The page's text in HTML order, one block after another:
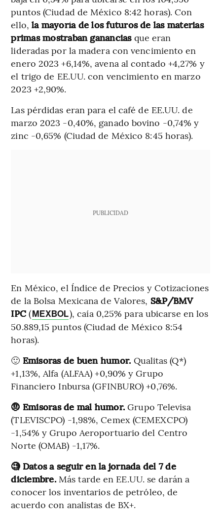
puntos (Ciudad de México 8:42 horas). Con
ello, la mayoría de los futuros de las materias
primas mostraban gananciasque eran
lideradas por la madera con vencimiento en
enero 2023 +6,14%, avena al contado +4,27% y
el trigo de EE.UU. con vencimiento en marzo
2023 +2,90%.
Las pérdidas eran para el café de EE.UU. de
marzo 2023 -0,40%, ganado bovino -0,74% y
zinc -0,65% (Ciudad de México 8:45 horas).
PUBLICIDAD
En México, el Índice de Precios y Cotizaciones
de la Bolsa Mexicana de Valores, S&P/BMV
IPC (MEXBOL), caía 0,25% para ubicarse en los
50.889,15 puntos (Ciudad de México 8:54
horas).
🙂 Emisoras de buen humor. Qualitas (Q*)
+1,13%, Alfa (ALFAA) +0,90% y Grupo
Financiero Inbursa (GFINBURO) +0,76%.
🤨 Emisoras de mal humor. Grupo Televisa
(TLEVISCPO) -1,98%, Cemex (CEMEXCPO)
-1,54% y Grupo Aeroportuario del Centro
Norte (OMAB) -1,17%.
🧐 Datos a seguir en la jornada del 7 de
diciembre. Más tarde en EE.UU. se darán a
conocer los inventarios de petróleo, de
acuerdo con analistas de BX+.